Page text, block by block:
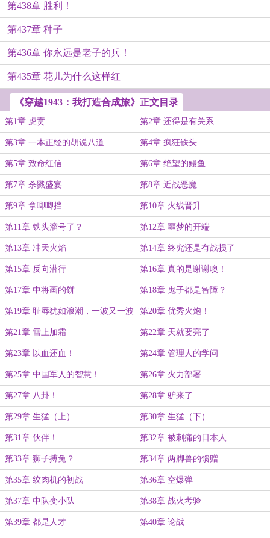
第438章 胜利！
第437章 种子
第436章 你永远是老子的兵！
第435章 花儿为什么这样红
《穿越1943：我打造合成旅》正文目录
第1章 虎贲 第2章 还得是有关系
第3章 一本正经的胡说八道 第4章 疯狂铁头
第5章 致命红信 第6章 绝望的鳗鱼
第7章 杀戮盛宴 第8章 近战恶魔
第9章 拿唧唧挡 第10章 火线晋升
第11章 铁头溜号了？ 第12章 噩梦的开端
第13章 冲天火焰 第14章 终究还是有战损了
第15章 反向潜行 第16章 真的是谢谢噢！
第17章 中将画的饼 第18章 鬼子都是智障？
第19章 耻辱犹如浪潮，一波又一波 第20章 优秀火炮！
第21章 雪上加霜 第22章 天就要亮了
第23章 以血还血！ 第24章 管理人的学问
第25章 中国军人的智慧！ 第26章 火力部署
第27章 八卦！ 第28章 驴来了
第29章 生猛（上） 第30章 生猛（下）
第31章 伙伴！ 第32章 被刺痛的日本人
第33章 狮子搏兔？ 第34章 两脚兽的馈赠
第35章 绞肉机的初战 第36章 空爆弹
第37章 中队变小队 第38章 战火考验
第39章 都是人才 第40章 论战